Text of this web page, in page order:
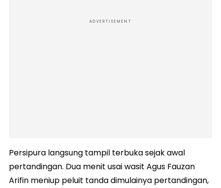
ADVERTISEMENT
Persipura langsung tampil terbuka sejak awal
pertandingan. Dua menit usai wasit Agus Fauzan
Arifin meniup peluit tanda dimulainya pertandingan,